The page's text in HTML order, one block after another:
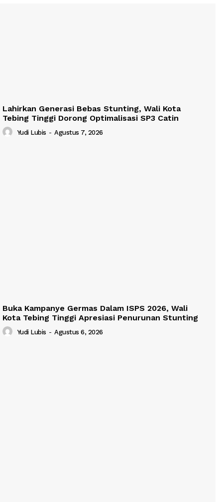
Lahirkan Generasi Bebas Stunting, Wali Kota
Tebing Tinggi Dorong Optimalisasi SP3 Catin
Yudi Lubis - Agustus 7, 2026
Buka Kampanye Germas Dalam ISPS 2026, Wali
Kota Tebing Tinggi Apresiasi Penurunan Stunting
Yudi Lubis - Agustus 6, 2026